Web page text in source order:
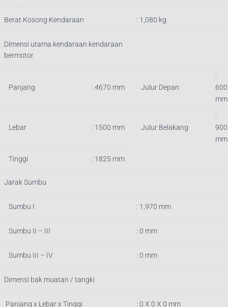
Berat Kosong Kendaraan : 1,080 kg
Dimensi utama kendaraan kendaraan
bermotor
Panjang : 4670 mm Julur Depan
:
600
mm
Lebar : 1500 mm Julur Belakang
:
900
mm
Tinggi : 1825 mm
Jarak Sumbu
Sumbu I : 1,970 mm
Sumbu II – III : 0 mm
Sumbu III – IV : 0 mm
Dimensi bak muatan / tangki
Panjang x Lebar x Tinggi : 0 X 0 X 0 mm